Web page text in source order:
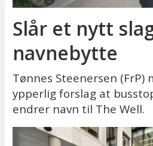
Slår et nytt
navnebytte
Tønnes Steenersen
ypperlig forslag at
endrer navn til The Well.